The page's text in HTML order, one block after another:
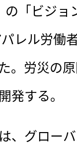
「ビジョ
レル労働
。労災の
発する。
グロー